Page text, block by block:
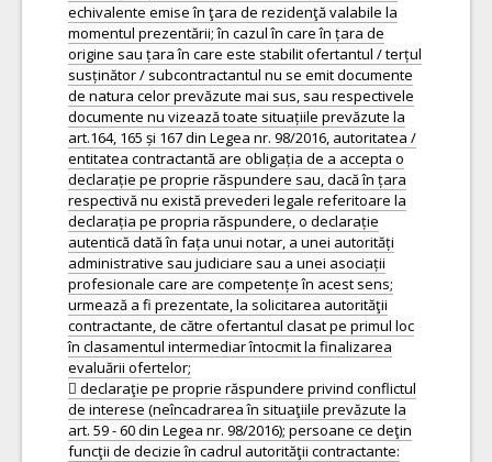
echivalente emise în ţara de rezidenţă valabile la
momentul prezentării; în cazul în care în țara de
origine sau țara în care este stabilit ofertantul / terțul
susținător / subcontractantul nu se emit documente
de natura celor prevăzute mai sus, sau respectivele
documente nu vizează toate situațiile prevăzute la
art.164, 165 și 167 din Legea nr. 98/2016, autoritatea /
entitatea contractantă are obligația de a accepta o
declarație pe proprie răspundere sau, dacă în țara
respectivă nu există prevederi legale referitoare la
declarația pe propria răspundere, o declarație
autentică dată în fața unui notar, a unei autorități
administrative sau judiciare sau a unei asociații
profesionale care are competențe în acest sens;
urmează a fi prezentate, la solicitarea autorităţii
contractante, de către ofertantul clasat pe primul loc
în clasamentul intermediar întocmit la finalizarea
evaluării ofertelor;
 declaraţie pe proprie răspundere privind conflictul
de interese (neîncadrarea în situaţiile prevăzute la
art. 59 - 60 din Legea nr. 98/2016); persoane ce deţin
funcţii de decizie în cadrul autorităţii contractante: